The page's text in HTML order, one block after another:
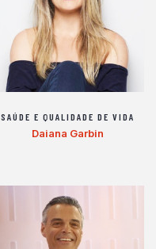
SAÚDE E QUALIDADE DE VIDA
Daiana Garbin